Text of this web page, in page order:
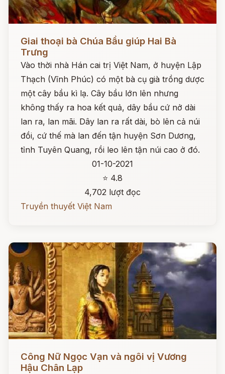
Giai thoại bà Chúa Bầu giúp Hai Bà
Trưng
Vào thời nhà Hán cai trị Việt Nam, ở huyện Lập
Thạch (Vĩnh Phúc) có một bà cụ già trồng dược
một cây bầu kì lạ. Cây bầu lớn lên nhưng
không thấy ra hoa kết quả, dây bầu cứ nở dài
lan ra, lan mãi. Dây lan ra rất dài, bò lên cả núi
đồi, cứ thế mà lan đến tận huyện Sơn Dương,
tỉnh Tuyên Quang, rồi leo lên tận núi cao ở đó.
01-10-2021
⭐ 4.8
4,702 lượt đọc
Truyền thuyết Việt Nam
Công Nữ Ngọc Vạn và ngôi vị Vương
Hậu Chân Lạp